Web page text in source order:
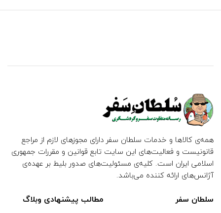
همه‌ی کالاها و خدمات سلطان سفر دارای مجوزهای لازم از مراجع
قانونیست و فعالیت‌های این سایت تابع قوانین و مقررات جمهوری
اسلامی ایران است. کلیه‌ی مسئولیت‌های صدور بلیط بر عهده‌ی
آژانس‌های ارائه کننده می‌باشد.
سلطان سفر مطالب پیشنهادی وبلاگ